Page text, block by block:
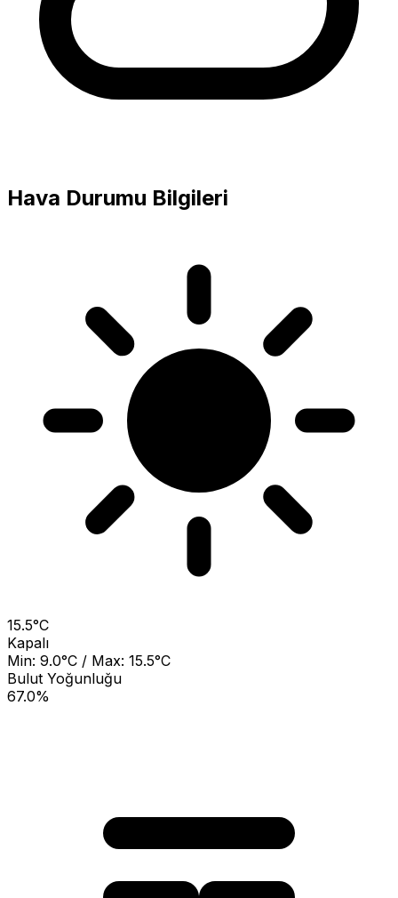
Hava Durumu Bilgileri
15.5°C
Kapalı
Min: 9.0°C / Max: 15.5°C
Bulut Yoğunluğu
67.0%